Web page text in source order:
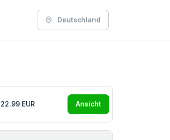
Deutschland
22.99 EUR Ansicht